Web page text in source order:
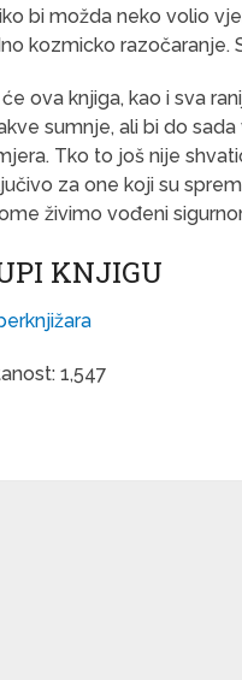
bi možda neko volio
kozmicko razočaranje.
će ova knjiga, kao i sva
sumnje, ali bi do
Tko to još nije
za one koji su
živimo vođeni
KNJIGU
1,547